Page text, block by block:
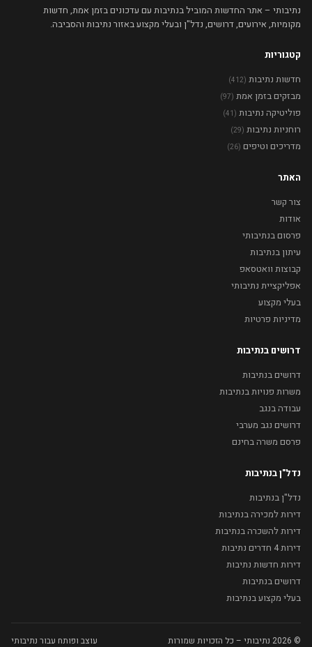
נתיבותי – אתר החדשות המוביל בנתיבות עם עדכונים בזמן אמת, חדשות
מקומיות, אירועים, דרושים, נדל"ן ובעלי מקצוע באזור נתיבות והסביבה.
קטגוריות
חדשות נתיבות (412)
מבזקים בזמן אמת (97)
פוליטיקה נתיבות (41)
רוחניות נתיבות (29)
מדריכים וטיפים (26)
האתר
צור קשר
אודות
פרסום בנתיבותי
עיתון בנתיבות
קבוצות וואטסאפ
אפליקציית נתיבותי
בעלי מקצוע
מדיניות פרטיות
דרושים בנתיבות
דרושים בנתיבות
משרות פנויות בנתיבות
עבודה בנגב
דרושים נגב מערבי
פרסם משרה בחינם
נדל"ן בנתיבות
נדל"ן בנתיבות
דירות למכירה בנתיבות
דירות להשכרה בנתיבות
דירות 4 חדרים נתיבות
דירות חדשות נתיבות
דרושים בנתיבות
בעלי מקצוע בנתיבות
© 2026 נתיבותי – כל הזכויות שמורות עוצב ופותח עבור נתיבותי